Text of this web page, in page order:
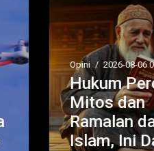
Opini / 2026-08-06 06:21:08
Hukum Percaya
Mitos dan
Ramalan dalam
Islam, Ini Dalilnya